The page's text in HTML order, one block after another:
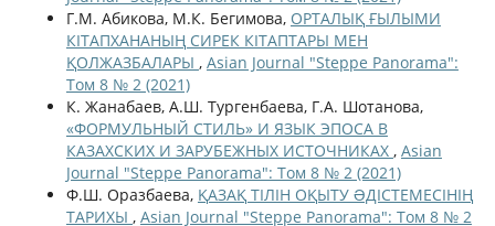
Г.М. Абикова, М.К. Бегимова, ОРТАЛЫҚ ҒЫЛЫМИ
КІТАПХАНАНЫҢ СИРЕК КІТАПТАРЫ МЕН
ҚОЛЖАЗБАЛАРЫ , Asian Journal "Steppe Panorama":
Том 8 № 2 (2021)
К. Жанабаев, А.Ш. Тургенбаева, Г.А. Шотанова,
«ФОРМУЛЬНЫЙ СТИЛЬ» И ЯЗЫК ЭПОСА В
КАЗАХСКИХ И ЗАРУБЕЖНЫХ ИСТОЧНИКАХ , Asian
Journal "Steppe Panorama": Том 8 № 2 (2021)
Ф.Ш. Оразбаева, ҚАЗАҚ ТІЛІН ОҚЫТУ ƏДІСТЕМЕСІНІҢ
ТАРИХЫ , Asian Journal "Steppe Panorama": Том 8 № 2